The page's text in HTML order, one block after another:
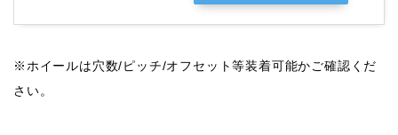
※ホイールは穴数/ピッチ/オフセット等装着可能かご確認くだ
さい。